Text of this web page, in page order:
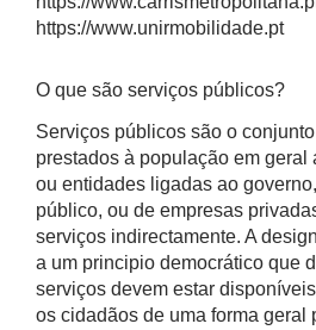
https://www.unirmobilidade.pt
O que são serviços públicos?
Serviços públicos são o
prestados à população em geral
ou entidades ligadas ao
público, ou de empresas
serviços indirectamente. A
a um principio democrático que
serviços devem estar
os cidadãos de uma forma geral